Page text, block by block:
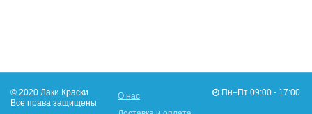
© 2020 Лаки Краски
Все права защищены
О нас
Пн–Пт 09:00 - 17:00